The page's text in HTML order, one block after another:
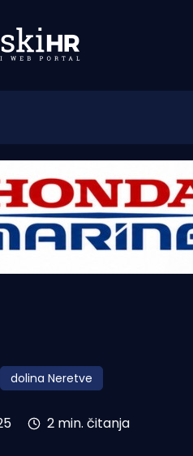
dolina Neretve
2 min. čitanja